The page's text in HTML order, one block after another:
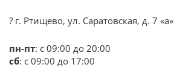
? г. Ртищево, ул. Саратовская, д. 7 «а»
пн-пт: с 09:00 до 20:00
сб: с 09:00 до 17:00